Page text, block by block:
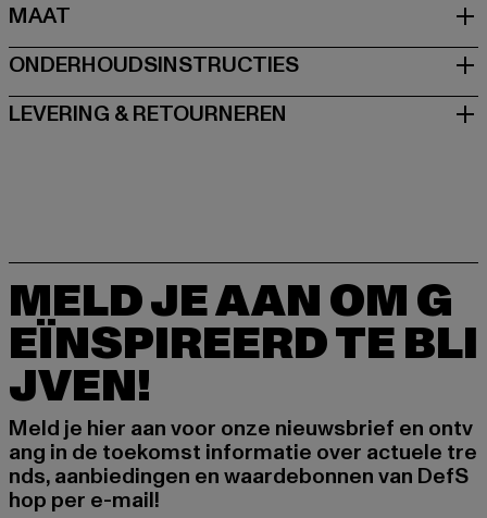
MAAT
ONDERHOUDSINSTRUCTIES
LEVERING & RETOURNEREN
MELD JE AAN OM G
EÏNSPIREERD TE BLI
JVEN!
Meld je hier aan voor onze nieuwsbrief en ontv
ang in de toekomst informatie over actuele tre
nds, aanbiedingen en waardebonnen van DefS
hop per e-mail!